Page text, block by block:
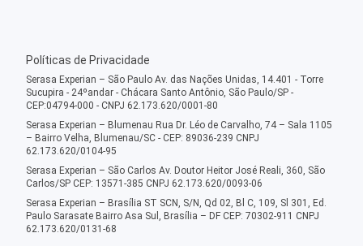
Políticas de Privacidade
Serasa Experian – São Paulo Av. das Nações Unidas, 14.401 - Torre
Sucupira - 24ºandar - Chácara Santo Antônio, São Paulo/SP -
CEP:04794-000 - CNPJ 62.173.620/0001-80
Serasa Experian – Blumenau Rua Dr. Léo de Carvalho, 74 – Sala 1105
– Bairro Velha, Blumenau/SC - CEP: 89036-239 CNPJ
62.173.620/0104-95
Serasa Experian – São Carlos Av. Doutor Heitor José Reali, 360, São
Carlos/SP CEP: 13571-385 CNPJ 62.173.620/0093-06
Serasa Experian – Brasília ST SCN, S/N, Qd 02, Bl C, 109, Sl 301, Ed.
Paulo Sarasate Bairro Asa Sul, Brasília – DF CEP: 70302-911 CNPJ
62.173.620/0131-68